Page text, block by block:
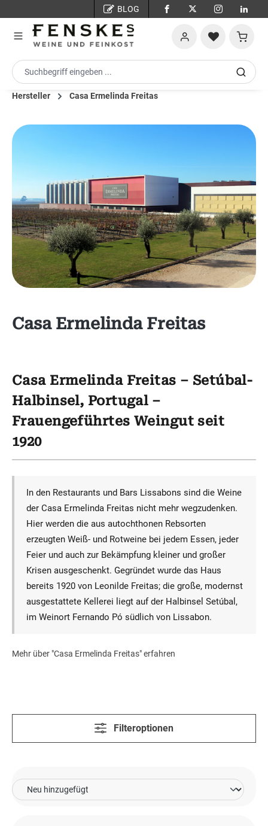
BLOG
Hersteller Casa Ermelinda Freitas
Casa Ermelinda Freitas
Casa Ermelinda Freitas – Setúbal-
Halbinsel, Portugal –
Frauengeführtes Weingut seit
1920
In den Restaurants und Bars Lissabons sind die Weine
der Casa Ermelinda Freitas nicht mehr wegzudenken.
Hier werden die aus autochthonen Rebsorten
erzeugten Weiß- und Rotweine bei jedem Essen, jeder
Feier und auch zur Bekämpfung kleiner und großer
Krisen ausgeschenkt. Gegründet wurde das Haus
bereits 1920 von Leonilde Freitas; die große, modernst
ausgestattete Kellerei liegt auf der Halbinsel Setúbal,
im Weinort Fernando Pó südlich von Lissabon.
Mehr über "Casa Ermelinda Freitas" erfahren
Filteroptionen